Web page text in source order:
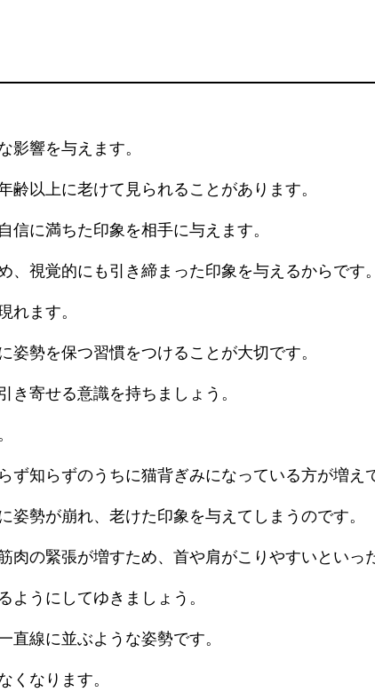
影響を与えます。
以上に老けて見られることがあります。
に満ちた印象を相手に与えます。
視覚的にも引き締まった印象を与えるからです。
れます。
勢を保つ習慣をつけることが大切です。
寄せる意識を持ちましょう。
知らずのうちに猫背ぎみになっている方が増え
勢が崩れ、老けた印象を与えてしまうのです。
の緊張が増すため、首や肩がこりやすいといっ
ようにしてゆきましょう。
線に並ぶような姿勢です。
くなります。